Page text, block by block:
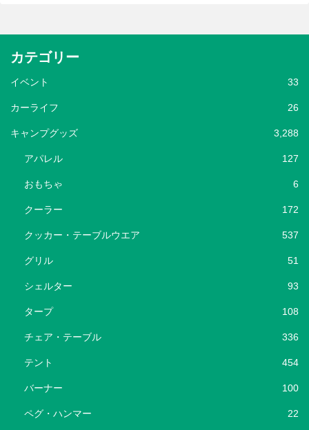
カテゴリー
イベント 33
カーライフ 26
キャンプグッズ 3,288
アパレル 127
おもちゃ 6
クーラー 172
クッカー・テーブルウエア 537
グリル 51
シェルター 93
タープ 108
チェア・テーブル 336
テント 454
バーナー 100
ペグ・ハンマー 22